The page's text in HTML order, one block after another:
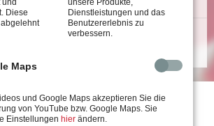
rund um die Schraubtechnik
GmbH
1
Diese
Dienstleistungen und das
Benutzererlebnis zu
verbessern.
Maps
und Google Maps akzeptieren Sie die
von YouTube bzw. Google Maps. Sie
Einstellungen hier ändern.